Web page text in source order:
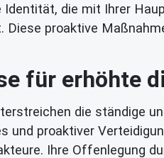
die mit Ihrer
Diese proaktive
für erhöhte
die ständige
und proaktiver
Ihre Offenlegung